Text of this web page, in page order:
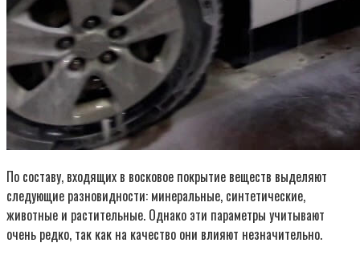
По составу, входящих в восковое покрытие веществ выделяют
следующие разновидности: минеральные, синтетические,
животные и растительные. Однако эти параметры учитывают
очень редко, так как на качество они влияют незначительно.